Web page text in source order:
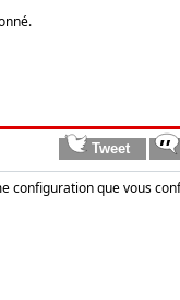
configuration que vous